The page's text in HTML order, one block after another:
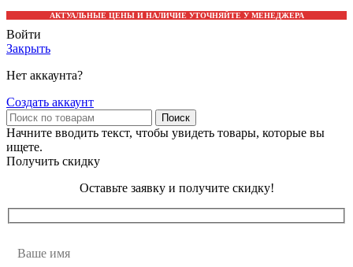
АКТУАЛЬНЫЕ ЦЕНЫ И НАЛИЧИЕ УТОЧНЯЙТЕ У МЕНЕДЖЕРА
Войти
Закрыть
Нет аккаунта?
Создать аккаунт
Поиск
Начните вводить текст, чтобы увидеть товары, которые вы
ищете.
Получить скидку
Оставьте заявку и получите скидку!